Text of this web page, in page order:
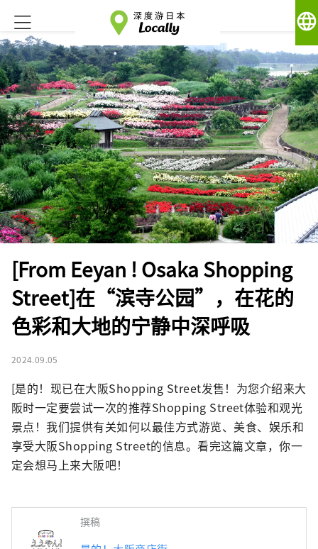
language
[From Eeyan ! Osaka Shopping
Street]在“滨寺公园”，在花的
色彩和大地的宁静中深呼吸
2024.09.05
[是的！现已在大阪Shopping Street发售！为您介绍来大
阪时一定要尝试一次的推荐Shopping Street体验和观光
景点！我们提供有关如何以最佳方式游览、美食、娱乐和
享受大阪Shopping Street的信息。看完这篇文章，你一
定会想马上来大阪吧！
撰稿